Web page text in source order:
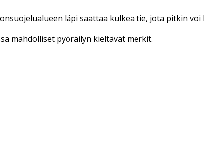
läpi saattaa kulkea tie, jota pitkin voi
mahdolliset pyöräilyn kieltävät merkit.